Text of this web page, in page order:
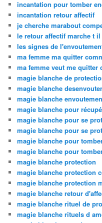
incantation pour tomber
incantation retour affectif
je cherche marabout
le retour affectif marche t il
les signes de
ma femme ma quitter
ma femme veut me quitter
magie blanche de
magie blanche
magie blanche
magie blanche pour
magie blanche pour se
magie blanche pour se
magie blanche pour
magie blanche pour
magie blanche protection
magie blanche protection
magie blanche protection
magie blanche retour
magie blanche rituel de
magie blanche rituels d